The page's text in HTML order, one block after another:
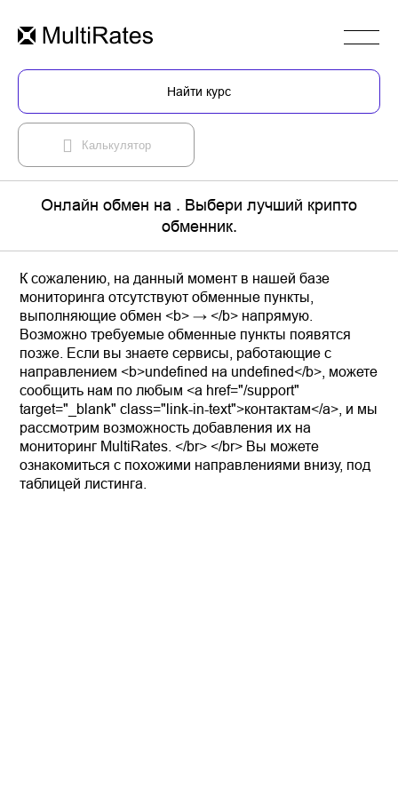
Найти курс
Калькулятор
Онлайн обмен на . Выбери лучший крипто
обменник.
К сожалению, на данный момент в нашей базе
мониторинга отсутствуют обменные пункты,
выполняющие обмен <b> → </b> напрямую.
Возможно требуемые обменные пункты появятся
позже. Если вы знаете сервисы, работающие с
направлением <b>undefined на undefined</b>, можете
сообщить нам по любым <a href="/support"
target="_blank" class="link-in-text">контактам</a>, и мы
рассмотрим возможность добавления их на
мониторинг MultiRates. </br> </br> Вы можете
ознакомиться с похожими направлениями внизу, под
таблицей листинга.